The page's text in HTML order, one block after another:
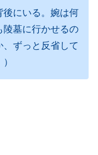
後にいる。婉は何
陵墓に行かせるの
ずっと反省して